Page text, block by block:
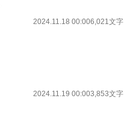
2024.11.18 00:006,021文字
2024.11.19 00:003,853文字